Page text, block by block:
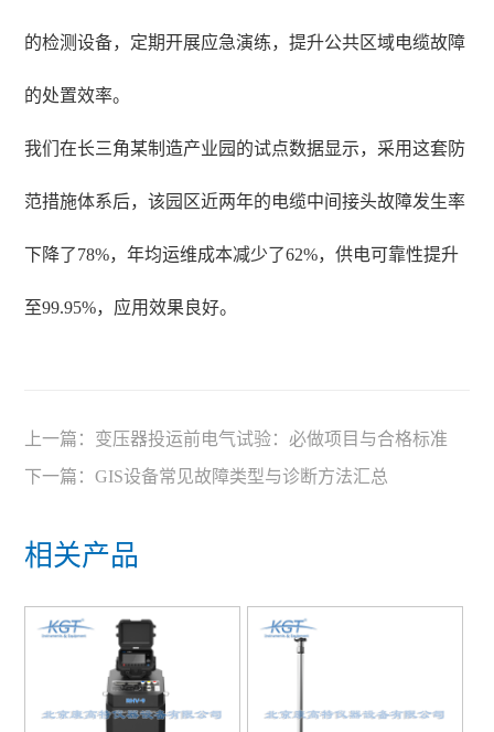
的检测设备，定期开展应急演练，提升公共区域电缆故障
的处置效率。
我们在长三角某制造产业园的试点数据显示，采用这套防
范措施体系后，该园区近两年的电缆中间接头故障发生率
下降了78%，年均运维成本减少了62%，供电可靠性提升
至99.95%，应用效果良好。
上一篇： 变压器投运前电气试验：必做项目与合格标准
下一篇：GIS设备常见故障类型与诊断方法汇总
相关产品